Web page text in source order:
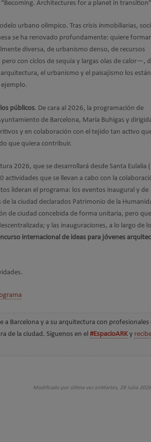
Architectures for a planet in
urbano olímpico. Tras crisis inmobiliarias,
se ha renovado profundamente: quiere formar
diversa, de urbanismo denso, de recursos
con ciclos de sequía y largas olas de calor—,
el urbanismo y el paisajismo los están
ejemplo.
públicos. De cara al 2026, la programación de
de Barcelona, María Buhigas y
y en colaboración con el tejido tan activo
que quiera contribuir.
2026, que se desarrollará desde Santa Eulalia
que se llevan a cabo con la
lideran el programa: los eventos inaugural y de
la ciudad declarados Patrimonio de la
de ciudad concebida de forma unitaria, pero
y las inauguraciones, a lo largo de
internacional de ideas para jóvenes
Barcelona y a su arquitectura con profesionales
de la ciudad. Síguenos en el #EspacioARK y
Modificado por última vez enMartes, 28 Julio